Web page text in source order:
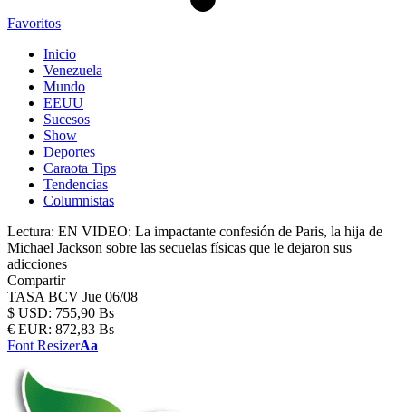
Favoritos
Inicio
Venezuela
Mundo
EEUU
Sucesos
Show
Deportes
Caraota Tips
Tendencias
Columnistas
Lectura: EN VIDEO: La impactante confesión de Paris, la hija de
Michael Jackson sobre las secuelas físicas que le dejaron sus
adicciones
Compartir
TASA BCV Jue 06/08
$ USD: 755,90 Bs
€ EUR: 872,83 Bs
Font ResizerAa